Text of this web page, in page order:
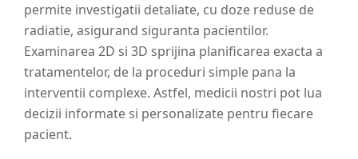
permite investigatii detaliate, cu doze reduse de
radiatie, asigurand siguranta pacientilor.
Examinarea 2D si 3D sprijina planificarea exacta a
tratamentelor, de la proceduri simple pana la
interventii complexe. Astfel, medicii nostri pot lua
decizii informate si personalizate pentru fiecare
pacient.